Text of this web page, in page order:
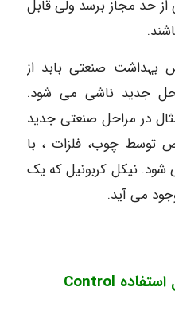
حد مجاز برسد ولی قابل
بہداشت صنعتی بابد از
جدید ناشی می شود.
در مراحل صنعتی جدید
توسط چوب، فلزات ، با
شود. نیکل کربونیل که یک
می آید.
د- وسایل حفاظتی در حال استفاده Control